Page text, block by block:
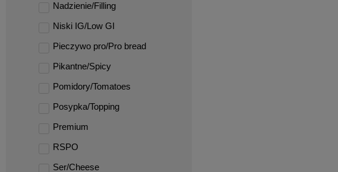
Nadzienie/Filling
Niski IG/Low GI
Pieczywo pro/Pro bread
Pikantne/Spicy
Pomidory/Tomatoes
Posypka/Topping
Premium
RSPO
Ser/Cheese